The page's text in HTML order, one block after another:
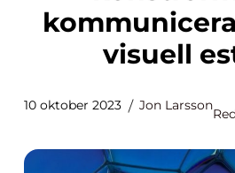
visuell
10 oktober 2023 Jon Larsson